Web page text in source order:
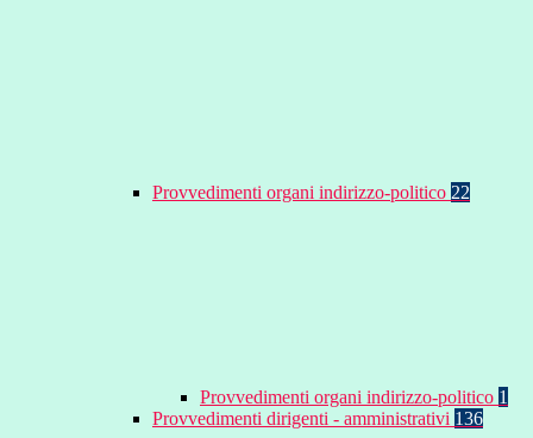
Provvedimenti organi indirizzo-politico 22
Provvedimenti organi indirizzo-politico 1
Provvedimenti dirigenti - amministrativi 136